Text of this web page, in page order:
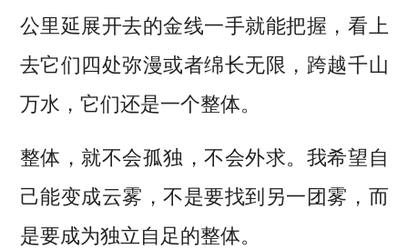
公里延展开去的金线一手就能把握，看上
去它们四处弥漫或者绵长无限，跨越千山
万水，它们还是一个整体。
整体，就不会孤独，不会外求。我希望自
己能变成云雾，不是要找到另一团雾，而
是要成为独立自足的整体。